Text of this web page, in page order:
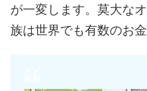
が一変します。莫大な
族は世界でも有数のお